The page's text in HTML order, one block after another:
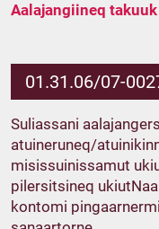
Aalajangiineq takuuk
01.31.06/07-
Suliassani
atuineruneq/
misissuinissamut
pilersitsineq
kontomi